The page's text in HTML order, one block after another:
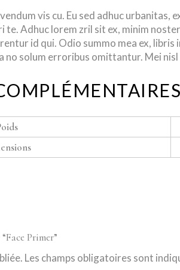
vis cu. Eu sed adhuc
Adhuc lorem zril sit ex, minim
id qui. Odio summo mea ex,
no solum erroribus omittantur. Mei nisl
Primer”
Les champs obligatoires sont